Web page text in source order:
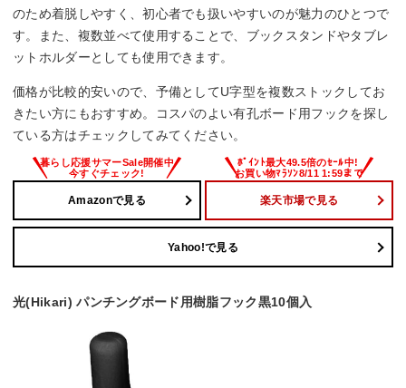
のため着脱しやすく、初心者でも扱いやすいのが魅力のひとつで
す。また、複数並べて使用することで、ブックスタンドやタブレ
ットホルダーとしても使用できます。
価格が比較的安いので、予備としてU字型を複数ストックしてお
きたい方にもおすすめ。コスパのよい有孔ボード用フックを探し
ている方はチェックしてみてください。
Amazonで見る 楽天市場で見る
Yahoo!で見る
光(Hikari) パンチングボード用樹脂フック黒10個入